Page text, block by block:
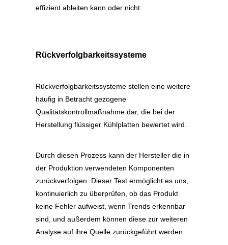
effizient ableiten kann oder nicht.
Rückverfolgbarkeitssysteme
Rückverfolgbarkeitssysteme stellen eine weitere
häufig in Betracht gezogene
Qualitätskontrollmaßnahme dar, die bei der
Herstellung flüssiger Kühlplatten bewertet wird.
Durch diesen Prozess kann der Hersteller die in
der Produktion verwendeten Komponenten
zurückverfolgen. Dieser Test ermöglicht es uns,
kontinuierlich zu überprüfen, ob das Produkt
keine Fehler aufweist, wenn Trends erkennbar
sind, und außerdem können diese zur weiteren
Analyse auf ihre Quelle zurückgeführt werden.